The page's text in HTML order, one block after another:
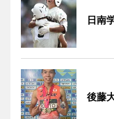
日南
後藤